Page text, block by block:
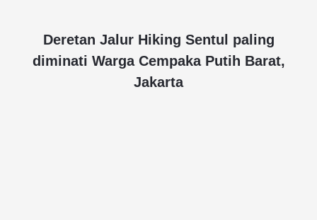
Deretan Jalur Hiking Sentul paling
diminati Warga Cempaka Putih Barat,
Jakarta